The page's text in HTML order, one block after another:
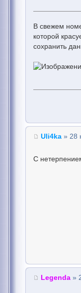
В свежем
которой
сохранить
Uli4ka » 28
С
Legenda »